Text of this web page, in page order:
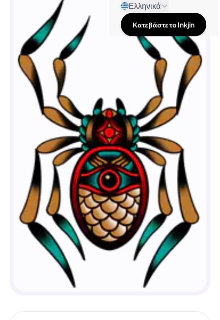
Ελληνικά
Κατεβάστε το Inkjin